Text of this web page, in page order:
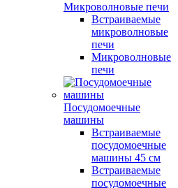
Микроволновые печи
Встраиваемые
микроволновые
печи
Микроволновые
печи
Посудомоечные
машины
Встраиваемые
посудомоечные
машины 45 см
Встраиваемые
посудомоечные